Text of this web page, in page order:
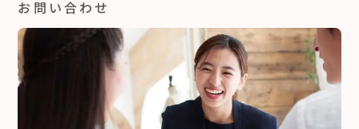
お問い合わせ